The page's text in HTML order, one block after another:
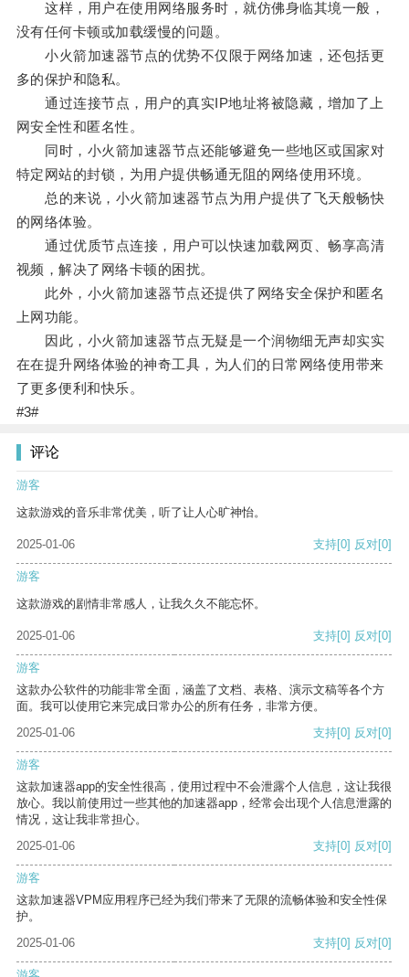
这样，用户在使用网络服务时，就仿佛身临其境一般，
没有任何卡顿或加载缓慢的问题。
小火箭加速器节点的优势不仅限于网络加速，还包括更
多的保护和隐私。
通过连接节点，用户的真实IP地址将被隐藏，增加了上
网安全性和匿名性。
同时，小火箭加速器节点还能够避免一些地区或国家对
特定网站的封锁，为用户提供畅通无阻的网络使用环境。
总的来说，小火箭加速器节点为用户提供了飞天般畅快
的网络体验。
通过优质节点连接，用户可以快速加载网页、畅享高清
视频，解决了网络卡顿的困扰。
此外，小火箭加速器节点还提供了网络安全保护和匿名
上网功能。
因此，小火箭加速器节点无疑是一个润物细无声却实实
在在提升网络体验的神奇工具，为人们的日常网络使用带来
了更多便利和快乐。
#3#
评论
游客
这款游戏的音乐非常优美，听了让人心旷神怡。
2025-01-06 支持[0] 反对[0]
游客
这款游戏的剧情非常感人，让我久久不能忘怀。
2025-01-06 支持[0] 反对[0]
游客
这款办公软件的功能非常全面，涵盖了文档、表格、演示文稿等各个方
面。我可以使用它来完成日常办公的所有任务，非常方便。
2025-01-06
支持[0] 反对[0]
游客
这款加速器app的安全性很高，使用过程中不会泄露个人信息，这让我很
放心。我以前使用过一些其他的加速器app，经常会出现个人信息泄露的
情况，这让我非常担心。
2025-01-06
支持[0] 反对[0]
游客
这款加速器VPM应用程序已经为我们带来了无限的流畅体验和安全性保
护。
2025-01-06
支持[0] 反对[0]